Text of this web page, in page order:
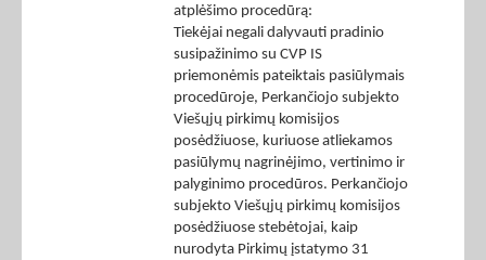
atplėšimo procedūrą:
Tiekėjai negali dalyvauti pradinio
susipažinimo su CVP IS
priemonėmis pateiktais pasiūlymais
procedūroje, Perkančiojo subjekto
Viešųjų pirkimų komisijos
posėdžiuose, kuriuose atliekamos
pasiūlymų nagrinėjimo, vertinimo ir
palyginimo procedūros. Perkančiojo
subjekto Viešųjų pirkimų komisijos
posėdžiuose stebėtojai, kaip
nurodyta Pirkimų įstatymo 31